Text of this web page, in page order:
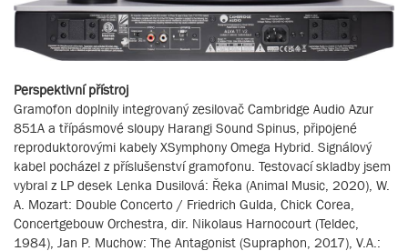
Perspektivní přístroj
Gramofon doplnily integrovaný zesilovač Cambridge Audio Azur
851A a třípásmové sloupy Harangi Sound Spinus, připojené
reproduktorovými kabely XSymphony Omega Hybrid. Signálový
kabel pocházel z příslušenství gramofonu. Testovací skladby jsem
vybral z LP desek Lenka Dusilová: Řeka (Animal Music, 2020), W.
A. Mozart: Double Concerto / Friedrich Gulda, Chick Corea,
Concertgebouw Orchestra, dir. Nikolaus Harnocourt (Teldec,
1984), Jan P. Muchow: The Antagonist (Supraphon, 2017), V.A.: